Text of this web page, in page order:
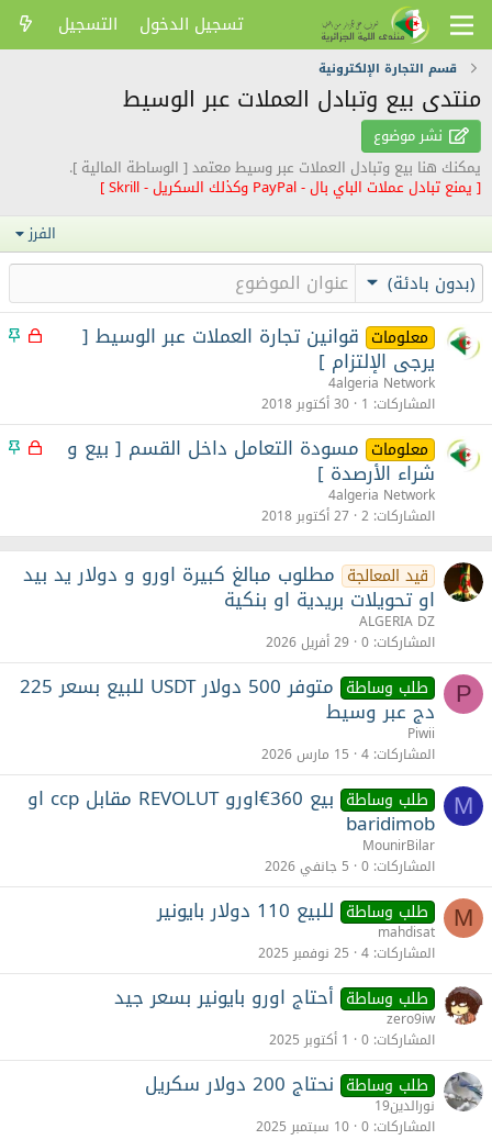
تسجيل الدخول التسجيل
قسم التجارة الإلكترونية
منتدى بيع وتبادل العملات عبر الوسيط
نشر موضوع
يمكنك هنا بيع وتبادل العملات عبر وسيط معتمد [ الوساطة المالية ].
[ يمنع تبادل عملات الباي بال - PayPal وكذلك السكريل - Skrill ]
الفرز
(بدون بادئة)
م
م معلومات قوانين تجارة العملات عبر الوسيط [
يرجى الإلتزام ]
4algeria Network
المشاركات 1 30 أكتوبر 2018
م م معلومات مسودة التعامل داخل القسم [ بيع و
شراء الأرصدة ]
4algeria Network
المشاركات 2 27 أكتوبر 2018
قيد المعالجة مطلوب مبالغ كبيرة اورو و دولار يد بيد
او تحويلات بريدية او بنكية
ALGERIA DZ
المشاركات 0 29 أفريل 2026
P طلب وساطة متوفر 500 دولار USDT للبيع بسعر 225
دج عبر وسيط
Piwii
المشاركات 4 15 مارس 2026
M طلب وساطة بيع 360€اورو REVOLUT مقابل ccp او
baridimob
MounirBilar
المشاركات 0 5 جانفي 2026
M طلب وساطة للبيع 110 دولار بايونير
mahdisat
المشاركات 4 25 نوفمبر 2025
طلب وساطة أحتاج اورو بايونير بسعر جيد
zero9iw
المشاركات 0 1 أكتوبر 2025
طلب وساطة نحتاج 200 دولار سكريل
نورالدين19
المشاركات 0 10 سبتمبر 2025